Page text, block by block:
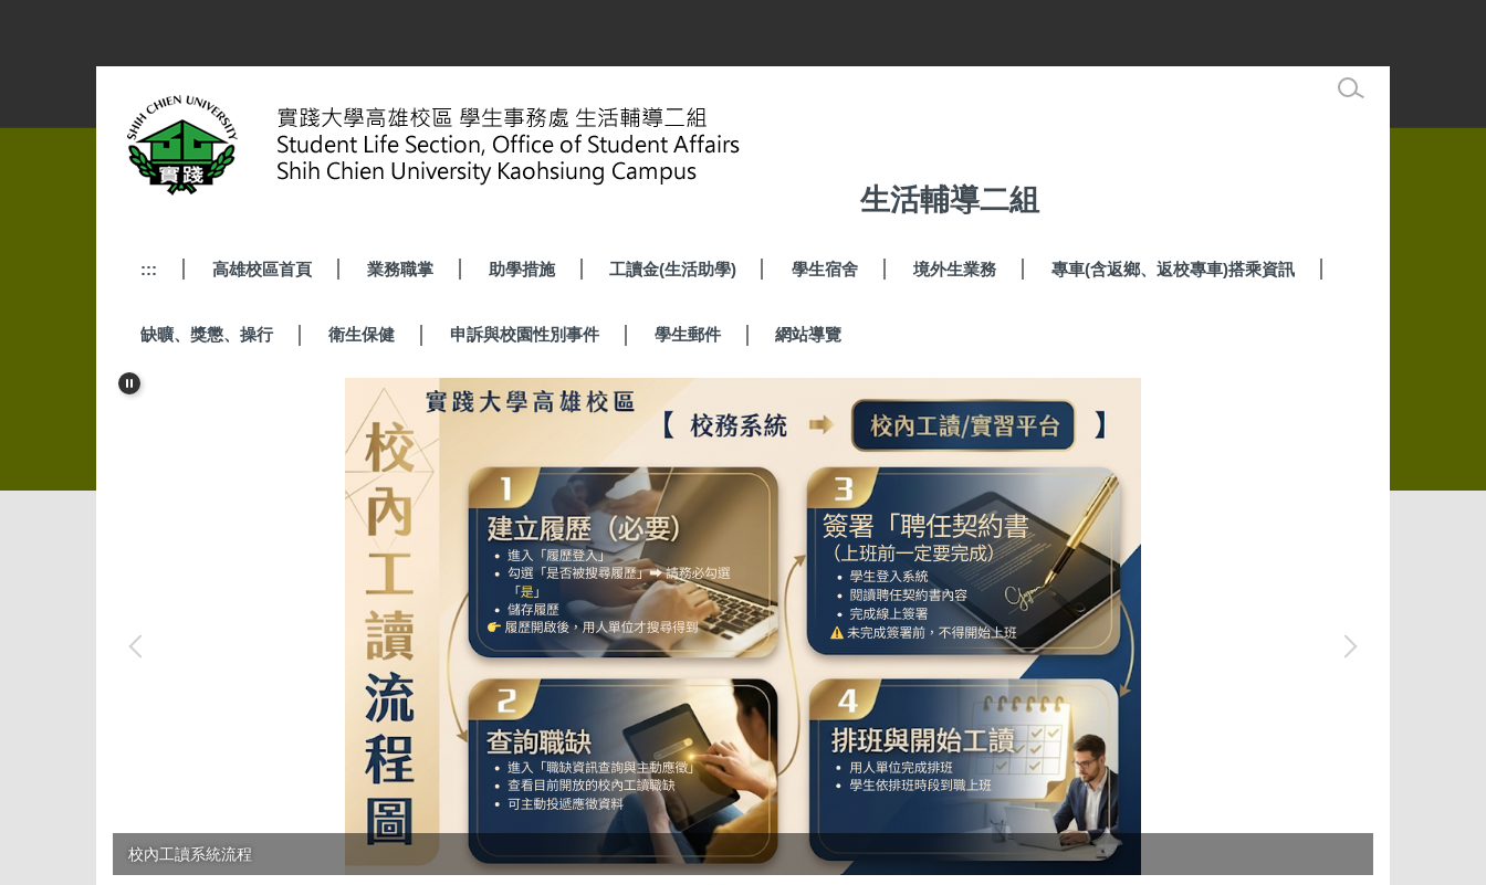
容
生活輔導二組
::: 高雄校區首頁 業務職掌 助學措施 工讀金(生活助學) 學生宿舍 境外生業務 專車(含返鄉、返校專車)搭乘資訊
缺曠、獎懲、操行 衛生保健 申訴與校園性別事件 學生郵件 網站導覽
校內工讀系統流程
tpass 2.0+ 再升級